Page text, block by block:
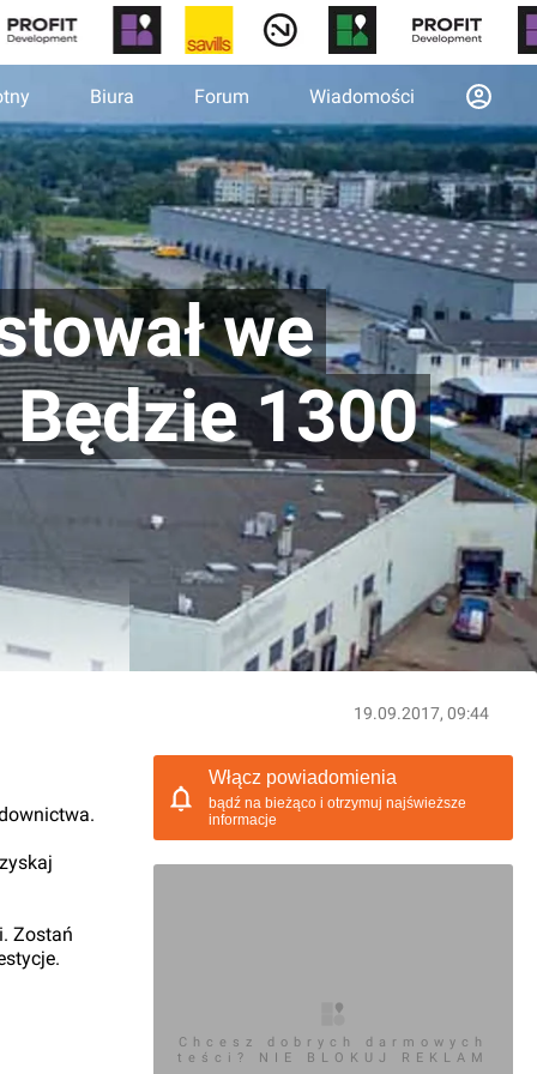
Biura Forum Wiadomości
we
Będzie 1300
19.09.2017, 09:44
Zostań
Włącz powiadomienia
bądź na bieżąco i otrzymuj najświeższe
informacje
Chcesz dobrych darmowych
teści? NIE BLOKUJ REKLAM